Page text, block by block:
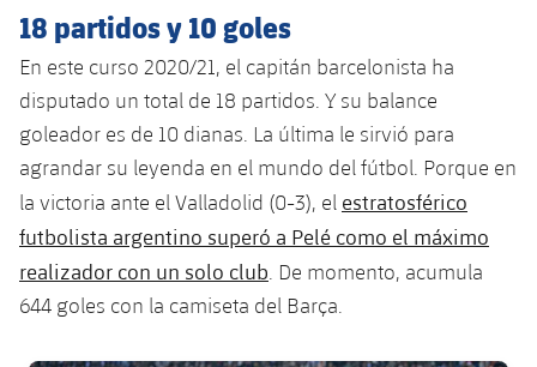
Spotify Camp Nou
Palau Blaugrana
Estadi Johan Cruyff
Barça Cafe
Ciutat Esportiva
La Masia
plusicon
más
Servicios
SUB11 B
SUB10 A
SUB10 B
SUB9 A
SUB8 A
Resultados
Clasificación
Jugadores
Fotos
Historia
Palmarés
Cadete A
Cadete B
Infantil A
Infantil B
Mini
Actualidad
Calendario
Entradas
Resultados
Clasificaciones
Barça Atlètic
plusicon
más
Actualidad
Calendario
Resultados
Clasificaciones
Base
plusicon
más
Actualidad
Cadete A
PLUSICON
MÁS
Primer equipo
plusicon
más
Actualidad
Barça Atlètic
plusicon
más
Actualidad
18 partidos y 10 goles
En este curso 2020/21, el capitán barcelonista ha
disputado un total de 18 partidos. Y su balance
goleador es de 10 dianas. La última le sirvió para
agrandar su leyenda en el mundo del fútbol. Porque en
la victoria ante el Valladolid (0-3), el estratosférico
futbolista argentino superó a Pelé como el máximo
realizador con un solo club . De momento, acumula
644 goles con la camiseta del Barça.